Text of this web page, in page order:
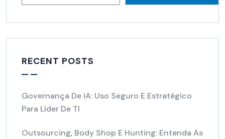
RECENT POSTS
Governança De IA: Uso Seguro E Estratégico
Para Líder De TI
Outsourcing, Body Shop E Hunting: Entenda As